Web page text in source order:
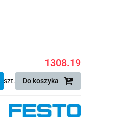
1308.19
szt. Do koszyka